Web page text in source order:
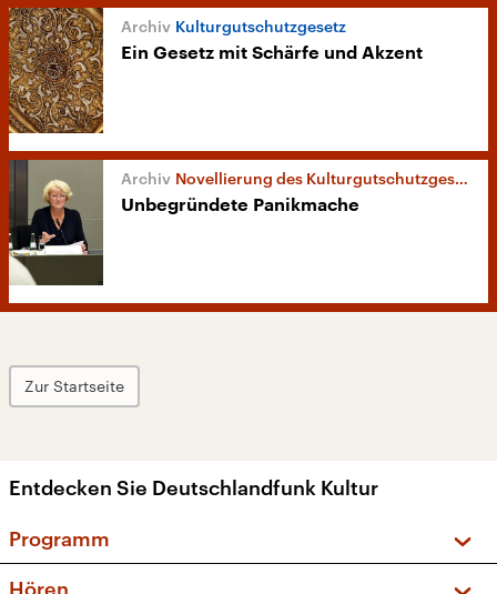
Kulturgutschutzgesetz
Ein Gesetz mit Schärfe und Akzent
Novellierung des Kulturgutschutzgesetz
Unbegründete Panikmache
Zur Startseite
Entdecken Sie Deutschlandfunk Kultur
Programm
Hören